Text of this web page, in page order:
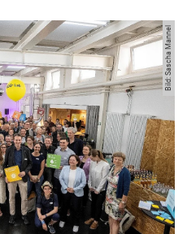
Bild: Sascha Mannel